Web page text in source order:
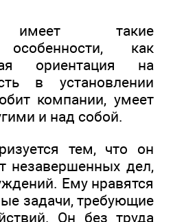
имеет такие
особенности, как
ориентация на
в установлении
компании, умеет
и над собой.
тем, что он
незавершенных дел,
Ему нравятся
задачи, требующие
Он без труда